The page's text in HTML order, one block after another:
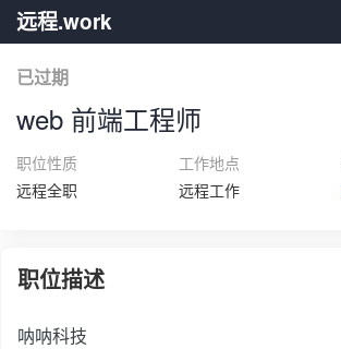
远程.work
已过期
web 前端工程师
职位性质
远程全职
工作地点
远程工作
职位描述
呐呐科技